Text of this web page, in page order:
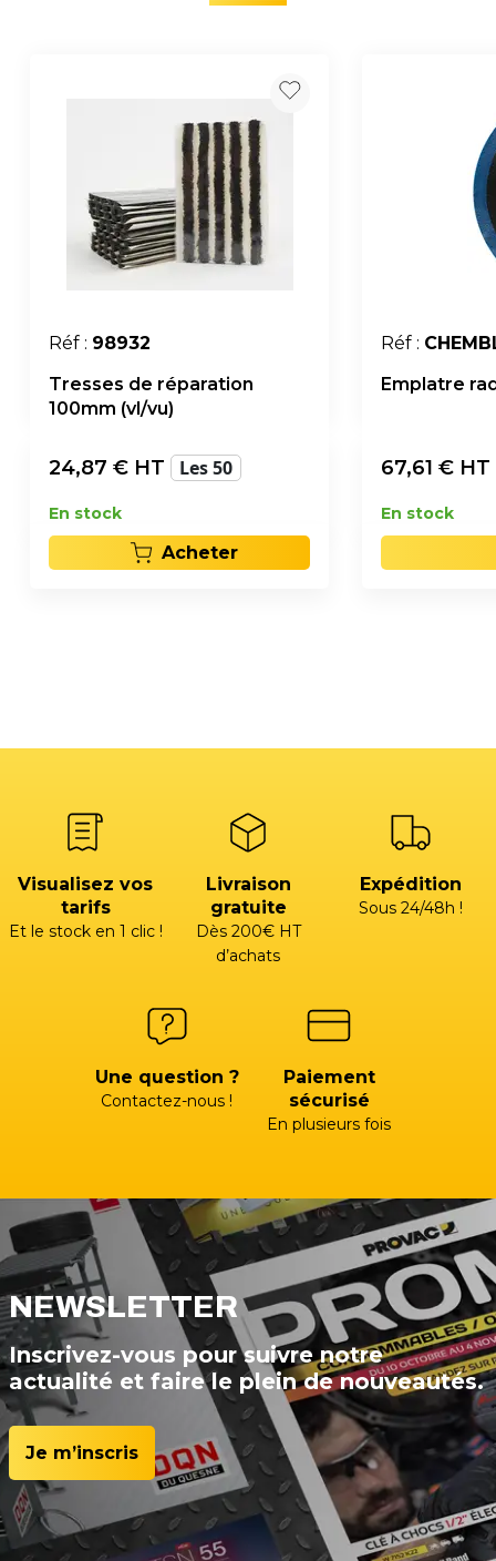
Réf : 98932
Tresses de réparation
100mm (vl/vu)
24,87 € HT Les 50
En stock
Acheter
Réf :
Emplatre
67,61 € HT
En stock
Visualisez vos
tarifs
Et le stock en 1 clic !
Livraison
gratuite
Dès 200€ HT
d’achats
Expédition
Sous 24/48h !
Une question ?
Contactez-nous !
Paiement
sécurisé
En plusieurs fois
NEWSLETTER
Inscrivez-vous pour suivre notre
actualité et faire le plein de nouveautés.
Je m’inscris